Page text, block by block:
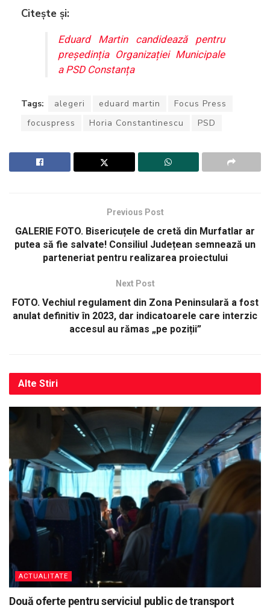
Citește și:
Eduard Martin candidează pentru
președinția Organizației Municipale
a PSD Constanța
Tags: alegeri eduard martin
Focus Press
focuspress
Horia Constantinescu PSD
Previous Post
GALERIE FOTO. Bisericuțele de cretă din Murfatlar ar
putea să fie salvate! Consiliul Județean semnează un
parteneriat pentru realizarea proiectului
Next Post
FOTO. Vechiul regulament din Zona Peninsulară a fost
anulat definitiv în 2023, dar indicatoarele care interzic
accesul au rămas „pe poziții”
Alte Stiri
ACTUALITATE
Două oferte pentru serviciul public de transport